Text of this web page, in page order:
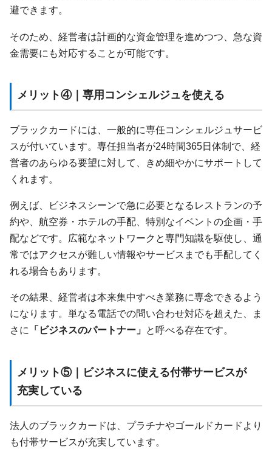
避できます。
そのため、経営者は計画的な資金管理を進めつつ、急な資
金需要にも対応することが可能です。
メリット④｜専用コンシェルジュを使える
ブラックカードには、一般的に専任コンシェルジュサービ
スが付いています。専任担当者が24時間365日体制で、経
営者のあらゆる要望に対して、きめ細やかにサポートして
くれます。
例えば、ビジネスシーンで急に必要となるレストランの予
約や、航空券・ホテルの手配、特別なイベントの企画・手
配などです。広範なネットワークと専門知識を駆使し、通
常ではアクセスが難しい情報やサービスまでも手配してく
れる場合もあります。
その結果、経営者は本来集中すべき業務に専念できるよう
になります。単なる電話での問い合わせ対応を超えた、ま
さに
「ビジネスのパートナー」 と呼べる存在です。
メリット⑤｜ビジネスに使える付帯サービスが
充実している
法人のブラックカードは、プラチナやゴールドカードより
も付帯サービスが充実しています。